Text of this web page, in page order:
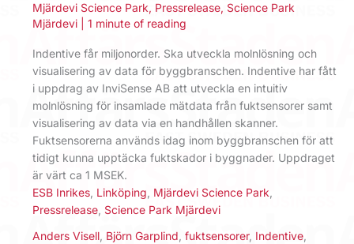
Mjärdevi Science Park, Pressrelease, Science Park
Mjärdevi
1 minute of reading
Indentive får miljonorder. Ska utveckla molnlösning och
visualisering av data för byggbranschen. Indentive har fått
i uppdrag av InviSense AB att utveckla en intuitiv
molnlösning för insamlade mätdata från fuktsensorer samt
visualisering av data via en handhållen skanner.
Fuktsensorerna används idag inom byggbranschen för att
tidigt kunna upptäcka fuktskador i byggnader. Uppdraget
är värt ca 1 MSEK.
ESB Inrikes Linköping Mjärdevi Science Park
Pressrelease Science Park Mjärdevi
Anders Visell Björn Garplind fuktsensorer, Indentive